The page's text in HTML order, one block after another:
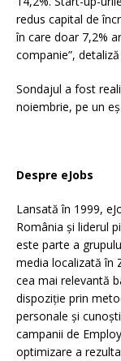
redus capital de
în care doar 7,2%
companie”, detaliză
Sondajul a fost
noiembrie, pe un
Despre eJobs
Lansată în 1999,
România și liderul
este parte a
media localizată în
cea mai relevantă
dispoziție prin
personale și
campanii de
optimizare a